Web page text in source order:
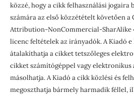
közzé, hogy a cikk felhasználási jogaira
számára az első közzétételt követően a
Attribution-NonCommercial-SharAlike
licenc feltételek az irányadók. A Kiadó
átalakíthatja a cikket tetszőleges
cikket számítógéppel vagy
másolhatja. A Kiadó a cikk közlési és
megoszthatja bármely harmadik féllel,